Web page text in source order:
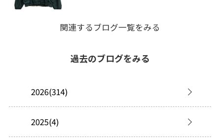
関連するブログ一覧をみる
過去のブログをみる
2026(314)
2025(4)